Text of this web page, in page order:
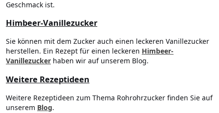
Geschmack ist.
Himbeer-Vanillezucker
Sie können mit dem Zucker auch einen leckeren Vanillezucker
herstellen. Ein Rezept für einen leckeren Himbeer-
Vanillezucker haben wir auf unserem Blog.
Weitere Rezeptideen
Weitere Rezeptideen zum Thema Rohrohrzucker finden Sie auf
unserem Blog.